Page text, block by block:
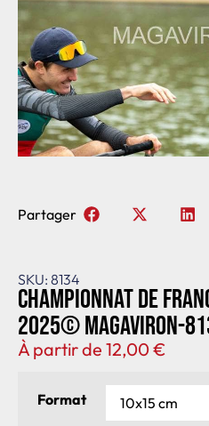
SKU: 8134
Championnat de
2025© MagAviron-
À partir de 12,00€
Format
Partager